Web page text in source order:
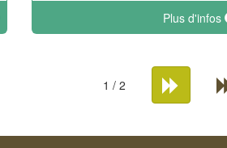
snack sera ouvert hors saison sur
Plus d'infos
1 / 2